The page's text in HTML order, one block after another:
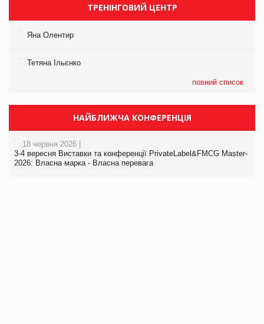
ТРЕНІНГОВИЙ ЦЕНТР
Яна Олентир
Тетяна Ільєнко
повний список
НАЙБЛИЖЧА КОНФЕРЕНЦІЯ
18 червня 2026 |
3-4 вересня Виставки та конференції PrivateLabel&FMCG Master-
2026: Власна марка - Власна перевага